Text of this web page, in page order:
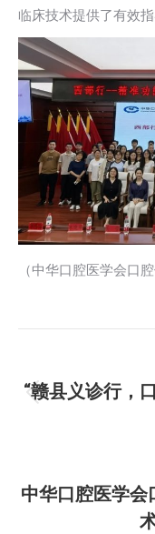
临床技术提供了有效指
（中华口腔医学会口
章
“赣县义诊行，
中华口腔医学会